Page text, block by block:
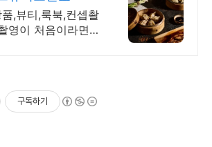
,뷰티,룩북,컨셉촬
영이 처음이라면
구독하기